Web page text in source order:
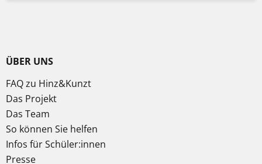
ÜBER UNS
FAQ zu Hinz&Kunzt
Das Projekt
Das Team
So können Sie helfen
Infos für Schüler:innen
Presse